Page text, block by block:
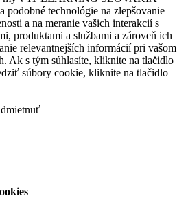
podobné technológie na zlepšovanie
a na meranie vašich interakcií s
produktami a službami a zároveň ich
relevantnejších informácií pri vašom
Ak s tým súhlasíte, kliknite na tlačidlo
súbory cookie, kliknite na tlačidlo